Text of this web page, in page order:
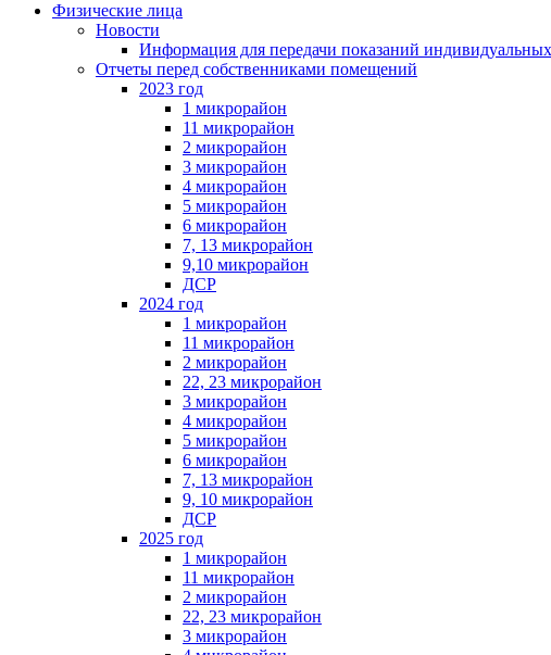
Физические лица
Новости
Информация для передачи показаний
Отчеты перед собственниками помещений
2023 год
1 микрорайон
11 микрорайон
2 микрорайон
3 микрорайон
4 микрорайон
5 микрорайон
6 микрорайон
7, 13 микрорайон
9,10 микрорайон
ДСР
2024 год
1 микрорайон
11 микрорайон
2 микрорайон
22, 23 микрорайон
3 микрорайон
4 микрорайон
5 микрорайон
6 микрорайон
7, 13 микрорайон
9, 10 микрорайон
ДСР
2025 год
1 микрорайон
11 микрорайон
2 микрорайон
22, 23 микрорайон
3 микрорайон